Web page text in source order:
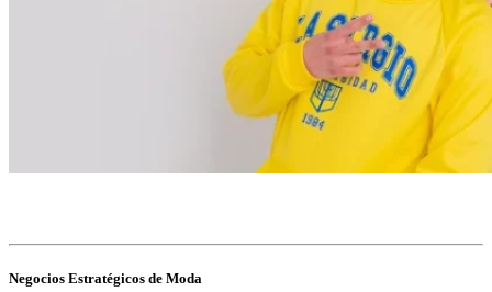
Negocios Estratégicos de Moda